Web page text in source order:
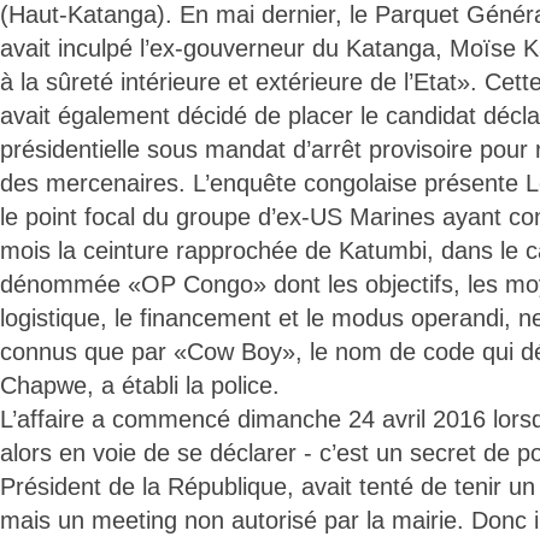
(Haut-Katanga). En mai dernier, le Parquet
avait inculpé l’ex-gouverneur du Katanga, Moïse
à la sûreté intérieure et extérieure de l’Etat».
avait également décidé de placer le candidat
présidentielle sous mandat d’arrêt provisoire
des mercenaires. L’enquête congolaise présente
le point focal du groupe d’ex-US Marines ayant
mois la ceinture rapprochée de Katumbi, dans le
dénommée «OP Congo» dont les objectifs, les
logistique, le financement et le modus operandi,
connus que par «Cow Boy», le nom de code qui
Chapwe, a établi la police.
L’affaire a commencé dimanche 24 avril 2016
alors en voie de se déclarer - c’est un secret de
Président de la République, avait tenté de tenir
mais un meeting non autorisé par la mairie. Donc